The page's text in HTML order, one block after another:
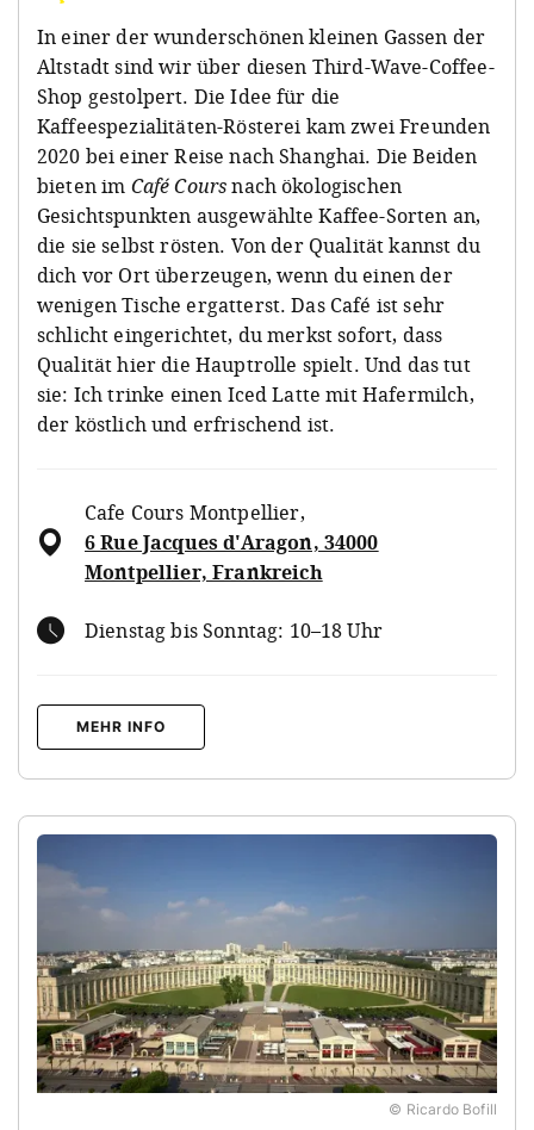
In einer der wunderschönen kleinen Gassen der
Altstadt sind wir über diesen Third-Wave-Coffee-
Shop gestolpert. Die Idee für die
Kaffeespezialitäten-Rösterei kam zwei Freunden
2020 bei einer Reise nach Shanghai. Die Beiden
bieten im Café Coursnach ökologischen
Gesichtspunkten ausgewählte Kaffee-Sorten an,
die sie selbst rösten. Von der Qualität kannst du
dich vor Ort überzeugen, wenn du einen der
wenigen Tische ergatterst. Das Café ist sehr
schlicht eingerichtet, du merkst sofort, dass
Qualität hier die Hauptrolle spielt. Und das tut
sie: Ich trinke einen Iced Latte mit Hafermilch,
der köstlich und erfrischend ist.
Cafe Cours Montpellier,
6 Rue Jacques d'Aragon, 34000
Montpellier, Frankreich
Dienstag bis Sonntag: 10–18 Uhr
MEHR INFO
© Ricardo Bofill